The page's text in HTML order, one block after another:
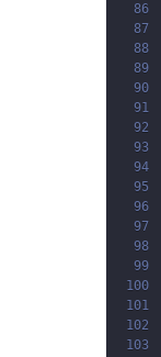
86
87
88
89
90
91
92
93
94
95
96
97
98
99
100
101
102
103